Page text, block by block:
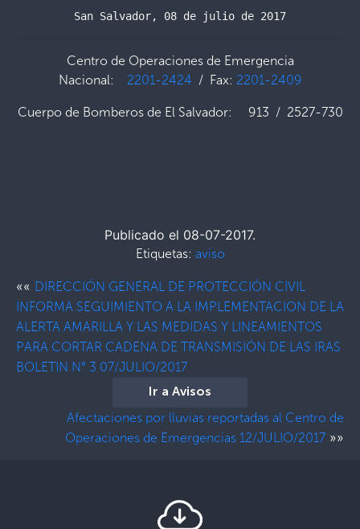
San Salvador, 08 de julio de 2017
Centro de Operaciones de Emergencia
Nacional: 2201-2424 / Fax: 2201-2409
Cuerpo de Bomberos de El Salvador: 913 / 2527-730
Publicado el 08-07-2017.
Etiquetas: aviso
«« DIRECCIÓN GENERAL DE PROTECCIÓN CIVIL
INFORMA SEGUIMIENTO A LA IMPLEMENTACION DE LA
ALERTA AMARILLA Y LAS MEDIDAS Y LINEAMIENTOS
PARA CORTAR CADENA DE TRANSMISIÓN DE LAS IRAS
BOLETIN N° 3 07/JULIO/2017
Ir a Avisos
Afectaciones por lluvias reportadas al Centro de
Operaciones de Emergencias 12/JULIO/2017 »»